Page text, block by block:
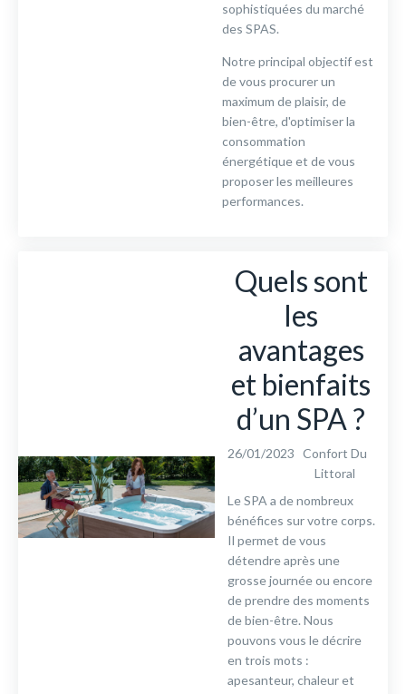
sophistiquées du marché
des SPAS.
Notre principal objectif est
de vous procurer un
maximum de plaisir, de
bien-être, d'optimiser la
consommation
énergétique et de vous
proposer les meilleures
performances.
Quels sont
les
avantages
et bienfaits
d’un SPA ?
26/01/2023 Confort Du
Littoral
Le SPA a de nombreux
bénéfices sur votre corps.
Il permet de vous
détendre après une
grosse journée ou encore
de prendre des moments
de bien-être. Nous
pouvons vous le décrire
en trois mots :
apesanteur, chaleur et